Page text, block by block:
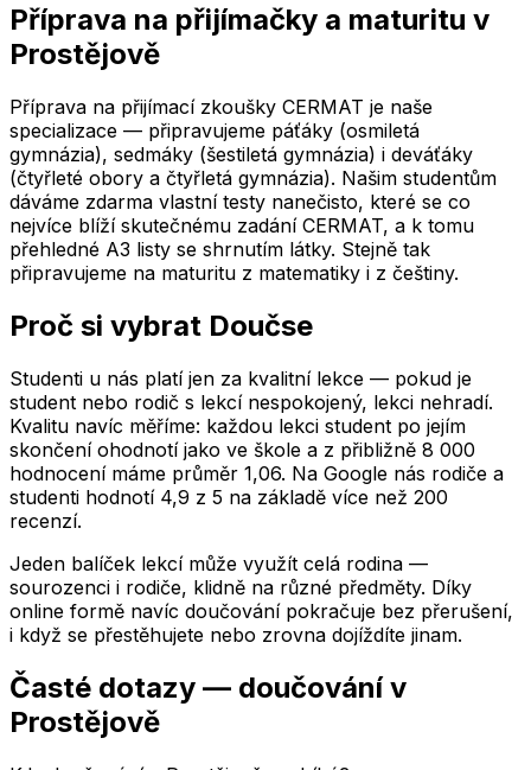
Příprava na přijímačky a maturitu v
Prostějově
Příprava na přijímací zkoušky CERMAT je naše
specializace — připravujeme páťáky (osmiletá
gymnázia), sedmáky (šestiletá gymnázia) i deváťáky
(čtyřleté obory a čtyřletá gymnázia). Našim studentům
dáváme zdarma vlastní testy nanečisto, které se co
nejvíce blíží skutečnému zadání CERMAT, a k tomu
přehledné A3 listy se shrnutím látky. Stejně tak
připravujeme na maturitu z matematiky i z češtiny.
Proč si vybrat Doučse
Studenti u nás platí jen za kvalitní lekce — pokud je
student nebo rodič s lekcí nespokojený, lekci nehradí.
Kvalitu navíc měříme: každou lekci student po jejím
skončení ohodnotí jako ve škole a z přibližně 8 000
hodnocení máme průměr 1,06. Na Google nás rodiče a
studenti hodnotí 4,9 z 5 na základě více než 200
recenzí.
Jeden balíček lekcí může využít celá rodina —
sourozenci i rodiče, klidně na různé předměty. Díky
online formě navíc doučování pokračuje bez přerušení,
i když se přestěhujete nebo zrovna dojíždíte jinam.
Časté dotazy — doučovánív
Prostějově